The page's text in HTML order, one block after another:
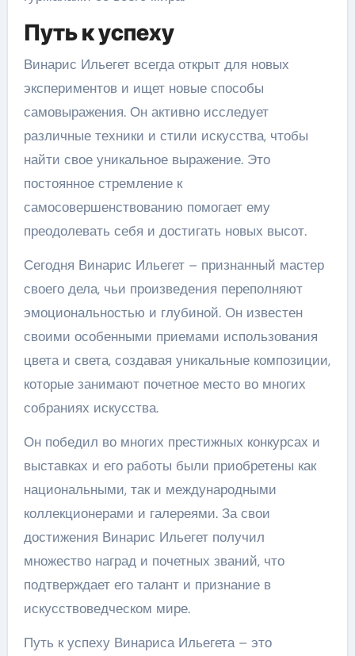
Путь к успеху
Винарис Ильегет всегда открыт для новых
экспериментов и ищет новые способы
самовыражения. Он активно исследует
различные техники и стили искусства, чтобы
найти свое уникальное выражение. Это
постоянное стремление к
самосовершенствованию помогает ему
преодолевать себя и достигать новых высот.
Сегодня Винарис Ильегет – признанный мастер
своего дела, чьи произведения переполняют
эмоциональностью и глубиной. Он известен
своими особенными приемами использования
цвета и света, создавая уникальные композиции,
которые занимают почетное место во многих
собраниях искусства.
Он победил во многих престижных конкурсах и
выставках и его работы были приобретены как
национальными, так и международными
коллекционерами и галереями. За свои
достижения Винарис Ильегет получил
множество наград и почетных званий, что
подтверждает его талант и признание в
искусствоведческом мире.
Путь к успеху Винариса Ильегета – это